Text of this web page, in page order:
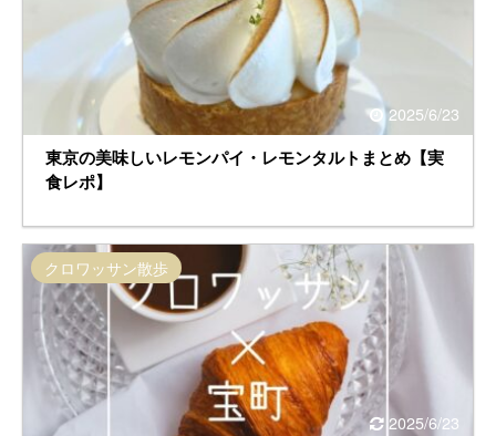
2025/6/23
東京の美味しいレモンパイ・レモンタルトまとめ【実
食レポ】
2025/6/23
クロワッサン散歩